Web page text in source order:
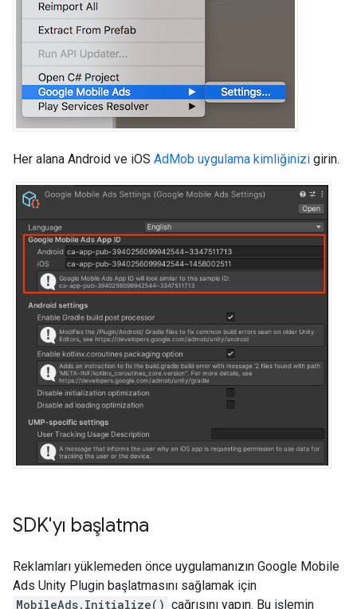
Her alana Android ve iOS AdMob uygulama kimliğinizi girin.
SDK'yı başlatma
Reklamları yüklemeden önce uygulamanızın Google Mobile
Ads Unity Plugin başlatmasını sağlamak için
MobileAds.Initialize() çağrısını yapın. Bu işlemin